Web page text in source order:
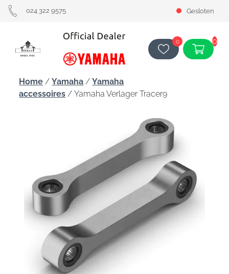
024 322 9575 Gesloten
0 0
Home /Yamaha /Yamaha
accessoires / Yamaha Verlager Tracer9